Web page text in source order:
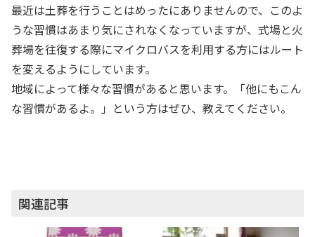
最近は土葬を行うことはめったにありませんので、このよ
うな習慣はあまり気にされなくなっていますが、式場と火
葬場を往復する際にマイクロバスを利用する方にはルート
を変えるようにしています。
地域によって様々な習慣があると思います。「他にもこん
な習慣があるよ。」という方はぜひ、教えてください。
関連記事